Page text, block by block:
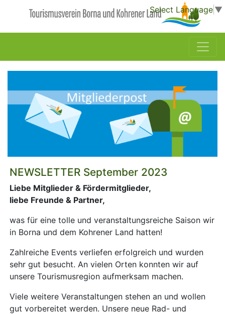
Select Language ▼
NEWSLETTER September 2023
Liebe Mitglieder & Fördermitglieder,
liebe Freunde & Partner,
was für eine tolle und veranstaltungsreiche Saison wir
in Borna und dem Kohrener Land hatten!
Zahlreiche Events verliefen erfolgreich und wurden
sehr gut besucht. An vielen Orten konnten wir auf
unsere Tourismusregion aufmerksam machen.
Viele weitere Veranstaltungen stehen an und wollen
gut vorbereitet werden. Unsere neue Rad- und